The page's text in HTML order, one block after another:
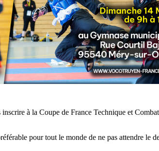
à la Coupe de France Technique et
pour tout le monde de ne pas attendre le